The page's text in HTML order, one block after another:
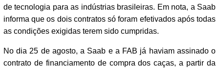
de tecnologia para as indústrias brasileiras. Em nota, a Saab
informa que os dois contratos só foram efetivados após todas
as condições exigidas terem sido cumpridas.
No dia 25 de agosto, a Saab e a FAB já haviam assinado o
contrato de financiamento de compra dos caças, a partir da